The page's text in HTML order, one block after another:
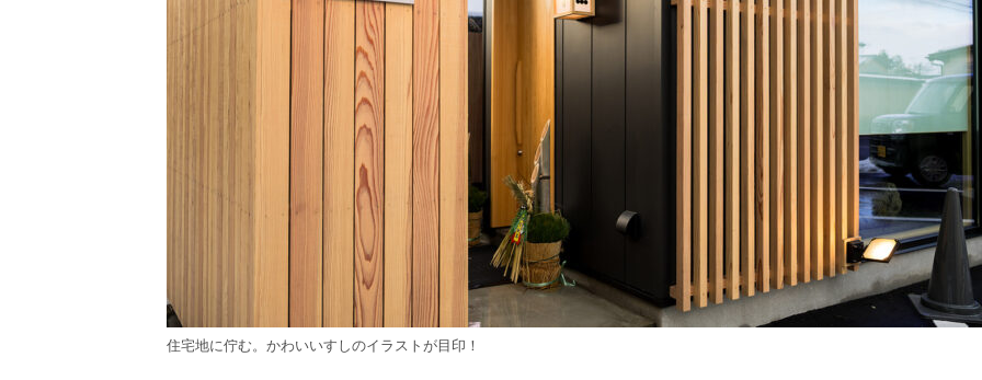
住宅地に佇む。かわいいすしのイラストが目印！